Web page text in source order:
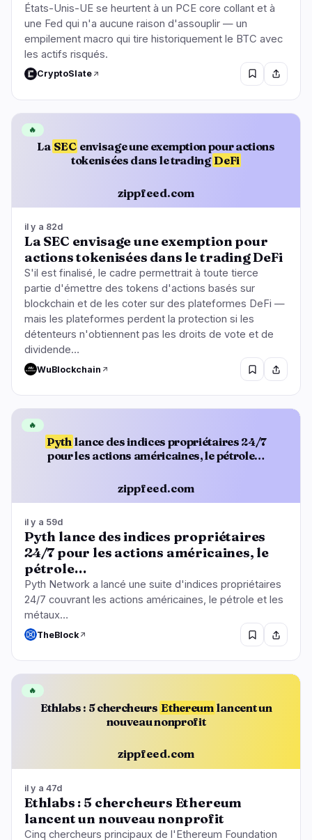
États-Unis-UE se heurtent à un PCE core collant et à
une Fed qui n'a aucune raison d'assouplir — un
empilement macro qui tire historiquement le BTC avec
les actifs risqués.
CryptoSlate
La SEC envisage une exemption pour actions
tokenisées dans le trading DeFi
zippfeed.com
🔥
il y a 82d
La SEC envisage une exemption pour
actions tokenisées dans le trading DeFi
S'il est finalisé, le cadre permettrait à toute tierce
partie d'émettre des tokens d'actions basés sur
blockchain et de les coter sur des plateformes DeFi —
mais les plateformes perdent la protection si les
détenteurs n'obtiennent pas les droits de vote et de
dividende…
WuBlockchain
Pyth lance des indices propriétaires 24/7
pour les actions américaines, le pétrole…
zippfeed.com
🔥
il y a 59d
Pyth lance des indices propriétaires
24/7 pour les actions américaines, le
pétrole…
Pyth Network a lancé une suite d'indices propriétaires
24/7 couvrant les actions américaines, le pétrole et les
métaux…
TheBlock
Ethlabs : 5 chercheurs Ethereum lancent un
nouveau nonprofit
zippfeed.com
🔥
il y a 47d
Ethlabs : 5 chercheurs Ethereum
lancent un nouveau nonprofit
Cinq chercheurs principaux de l'Ethereum Foundation